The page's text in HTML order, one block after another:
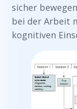
sicher
bei der Arbeit
kognitiven